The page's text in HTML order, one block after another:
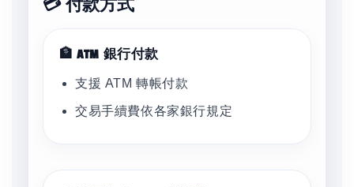
💳 付款方式
🏦 ATM 銀行付款
支援 ATM 轉帳付款
交易手續費依各家銀行規定